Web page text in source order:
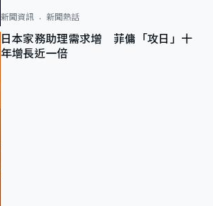
新聞資訊 新聞熱話
日本家務助理需求增 菲傭「攻日」十
年增長近一倍